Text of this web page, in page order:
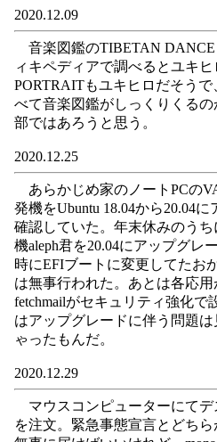
2020.12.09
音楽図鑑のTIBETAN DANCE
ィキペディアで調べるとユキ
PORTRAITもユキヒロだそう
べて音楽図鑑がしっくりくる
部ではあろうと思う。
2020.12.25
あらかじめ家のノートPCの
発機をUbuntu 18.04から20.04
確認していた。年末休みのう
機aleph君を20.04にアップグレ
時にEFIブートに変更してたお
は無事行われた。あとは各応用
fetchmailがセキュリティ強化で
はアップグレードに伴う問題
ゃったもんだ。
2020.12.29
マウスコンピューターにてデ
を注文。緊急事態宣言とどちら